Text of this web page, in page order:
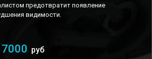
предотвратит появление
видимости.
7000 руб